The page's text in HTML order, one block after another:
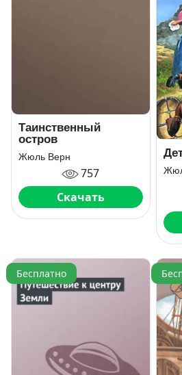
Таинственный
остров
Жюль Верн
757
Скачать
Бесплатно